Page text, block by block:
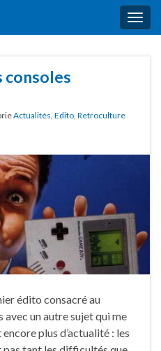
consoles
Actualités, Edito, Retroculture
édito consacré au
avec un autre sujet qui me
plus d’actualité : les